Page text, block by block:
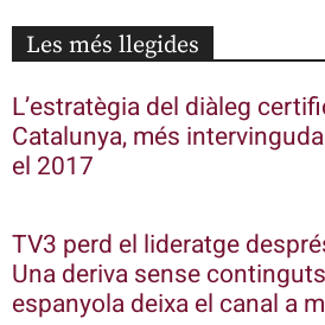
Les més llegides
L’estratègia del diàleg
Catalunya, més
el 2017
TV3 perd el lideratge
Una deriva sense
espanyola deixa el canal a